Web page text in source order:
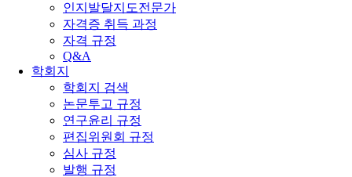
인지발달지도전문가
자격증 취득 과정
자격 규정
Q&A
학회지
학회지 검색
논문투고 규정
연구윤리 규정
편집위원회 규정
심사 규정
발행 규정